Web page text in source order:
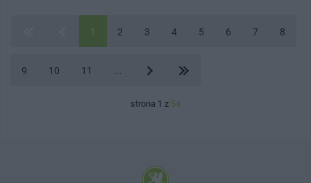
1 2 3 4 5 6 7 8
9 10 11
strona 1 z 54